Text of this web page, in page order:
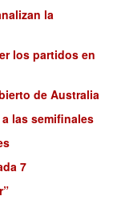
la
los partidos en
de Australia
las semifinales
7